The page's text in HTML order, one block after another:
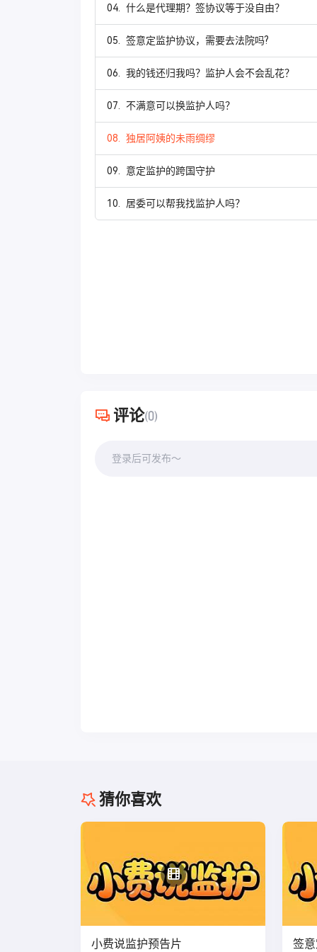
04. 什么是代理期？签协议等于没自由？
05. 签意定监护协议，需要去法院吗?
06. 我的钱还归我吗？监护人会不会乱花？
07. 不满意可以换监护人吗？
08. 独居阿姨的未雨绸缪
09. 意定监护的跨国守护
10. 居委可以帮我找监护人吗？
评论(0)
登录后可发布～
猜你喜欢
小费说监护预告片 签